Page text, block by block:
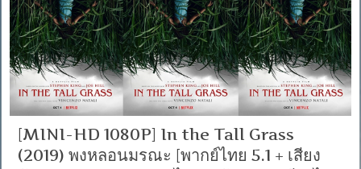
[MINI-HD 1080P] In the Tall Grass
(2019) พงหลอนมรณะ [พากย์ไทย 5.1 + เสียง